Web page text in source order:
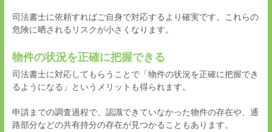
司法書士に依頼すればご自身で対応するより確実です。これらの
危険に晒されるリスクが小さくなります。
物件の状況を正確に把握できる
司法書士に対応してもらうことで「物件の状況を正確に把握でき
るようになる」というメリットも得られます。
申請までの調査過程で、認識できていなかった物件の存在や、通
路部分などの共有持分の存在が見つかることもあります。